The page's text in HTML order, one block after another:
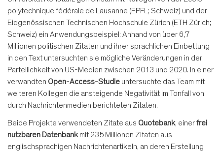
polytechnique fédérale de Lausanne (EPFL; Schweiz) und der
Eidgenössischen Technischen Hochschule Zürich (ETH Zürich;
Schweiz) ein Anwendungsbeispiel: Anhand von über 6,7
Millionen politischen Zitaten und ihrer sprachlichen Einbettung
in den Text untersuchten sie mögliche Veränderungen in der
Parteilichkeit von US-Medien zwischen 2013 und 2020. In einer
verwandten Open-Access-Studie untersuchte das Team mit
weiteren Kollegen die ansteigende Negativität im Tonfall von
durch Nachrichtenmedien berichteten Zitaten.
Beide Projekte verwendeten Zitate aus Quotebank, einerfrei
nutzbaren Datenbankmit 235 Millionen Zitaten aus
englischsprachigen Nachrichtenartikeln, an deren Erstellung